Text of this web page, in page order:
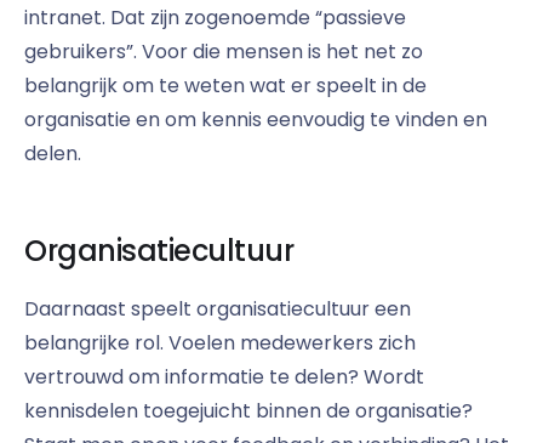
intranet. Dat zijn zogenoemde “passieve
gebruikers”. Voor die mensen is het net zo
belangrijk om te weten wat er speelt in de
organisatie en om kennis eenvoudig te vinden en
delen.
Organisatiecultuur
Daarnaast speelt organisatiecultuur een
belangrijke rol. Voelen medewerkers zich
vertrouwd om informatie te delen? Wordt
kennisdelen toegejuicht binnen de organisatie?